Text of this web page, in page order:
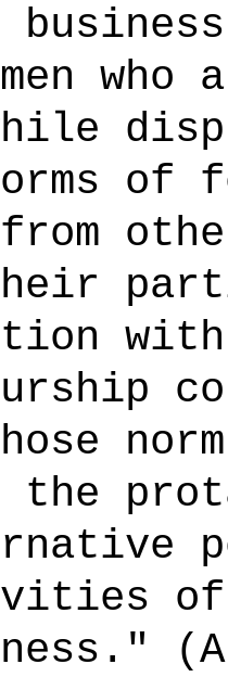
of
their
with
the
of